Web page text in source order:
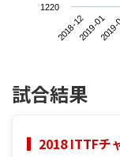
2018-122019-01
1220
試合結果
2018 ITTFチ